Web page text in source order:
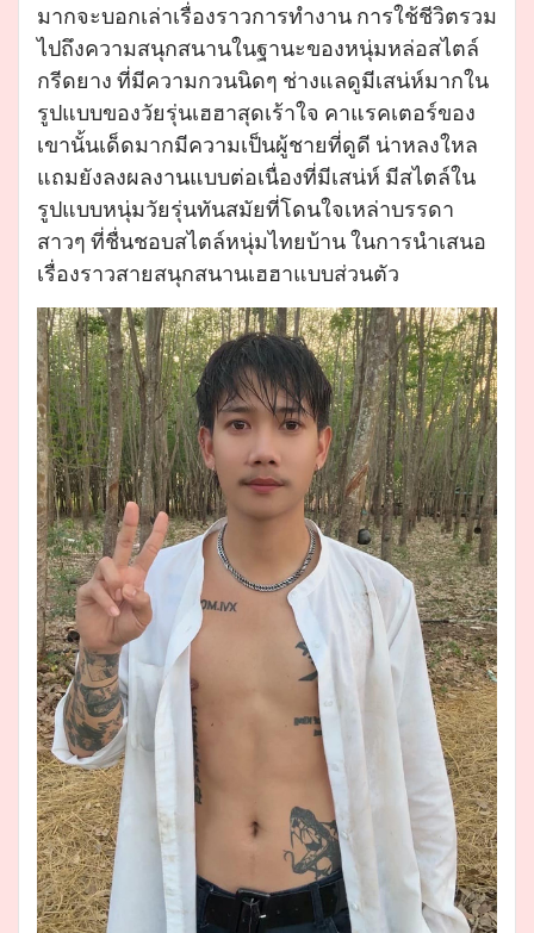
มากจะบอกเล่าเรื่องราวการทำงาน การใช้ชีวิตรวม
ไปถึงความสนุกสนานในฐานะของหนุ่มหล่อสไตล์
กรีดยาง ที่มีความกวนนิดๆ ช่างแลดูมีเสน่ห์มากใน
รูปแบบของวัยรุ่นเฮฮาสุดเร้าใจ คาแรคเตอร์ของ
เขานั้นเด็ดมากมีความเป็นผู้ชายที่ดูดี น่าหลงใหล
แถมยังลงผลงานแบบต่อเนื่องที่มีเสน่ห์ มีสไตล์ใน
รูปแบบหนุ่มวัยรุ่นทันสมัยที่โดนใจเหล่าบรรดา
สาวๆ ที่ชื่นชอบสไตล์หนุ่มไทยบ้าน ในการนำเสนอ
เรื่องราวสายสนุกสนานเฮฮาแบบส่วนตัว